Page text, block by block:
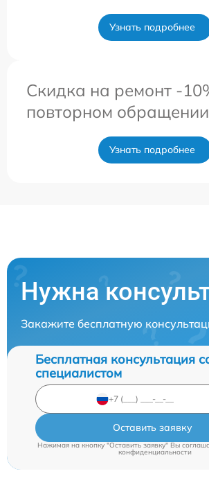
Узнать подробнее
Скидка на ремонт -
повторном обращении
Узнать подробнее
Нужна
Закажите бесплатную
Бесплатная консультация
специалистом
Оставить заявку
Нажимая на кнопку "Оставить заявку" Вы
конфиденциальности